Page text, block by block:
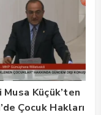
Musa Küçük’ten
Çocuk Hakları